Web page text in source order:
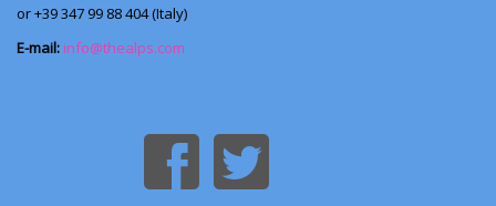
or +39 347 99 88 404 (Italy)
E-mail: info@thealps.com